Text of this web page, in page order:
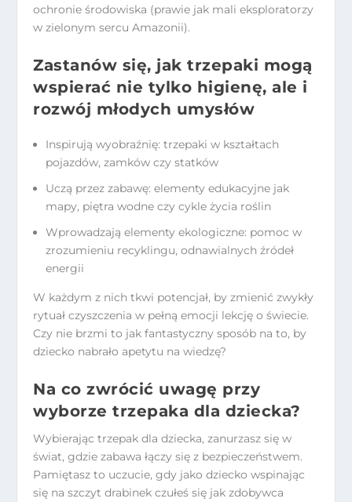
ochronie środowiska (prawie jak mali eksploratorzy
w zielonym sercu Amazonii).
Zastanów się, jak trzepaki mogą
wspierać nie tylko higienę, ale i
rozwój młodych umysłów
Inspirują wyobraźnię: trzepaki w kształtach
pojazdów, zamków czy statków
Uczą przez zabawę: elementy edukacyjne jak
mapy, piętra wodne czy cykle życia roślin
Wprowadzają elementy ekologiczne: pomoc w
zrozumieniu recyklingu, odnawialnych źródeł
energii
W każdym z nich tkwi potencjał, by zmienić zwykły
rytuał czyszczenia w pełną emocji lekcję o świecie.
Czy nie brzmi to jak fantastyczny sposób na to, by
dziecko nabrało apetytu na wiedzę?
Na co zwrócić uwagę przy
wyborze trzepaka dla dziecka?
Wybierając trzepak dla dziecka, zanurzasz się w
świat, gdzie zabawa łączy się z bezpieczeństwem.
Pamiętasz to uczucie, gdy jako dziecko wspinając
się na szczyt drabinek czułeś się jak zdobywca